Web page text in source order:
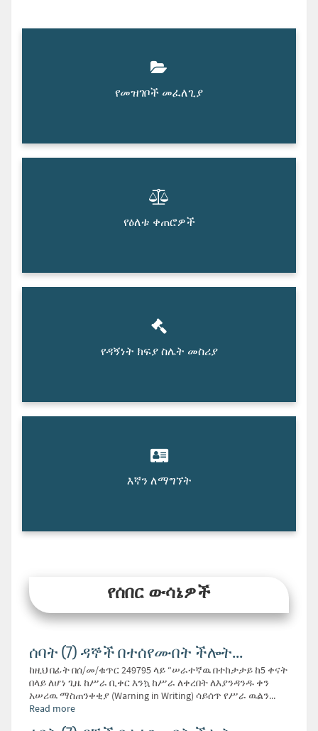
የመዝገቦች መፈለጊያ
የዕለቱ ቀጠሮዎች
የዳኝነት ክፍያ ስሌት መስሪያ
እኛን ለማግኘት
የሰበር ውሳኔዎች
ሰባት (7) ዳኞች በተሰየሙበት ችሎት...
ከዚህ በፊት በሰ/መ/ቁጥር 249795 ላይ “ሠራተኛዉ በተከታታይ ከ5 ቀናት
በላይ ለሆነ ጊዜ ከሥራ ቢቀር እንኳ ከሥራ ለቀረበት ለእያንዳንዱ ቀን
አሠሪዉ ማስጠንቀቂያ (Warning in Writing) ሳይሰጥ የሥራ ዉልን...
Read more